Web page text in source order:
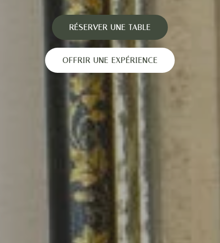
RÉSERVER UNE TABLE
OFFRIR UNE EXPÉRIENCE